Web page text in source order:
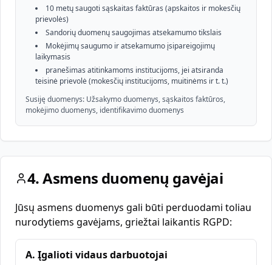
10 metų saugoti sąskaitas faktūras (apskaitos ir mokesčių
prievolės)
Sandorių duomenų saugojimas atsekamumo tikslais
Mokėjimų saugumo ir atsekamumo įsipareigojimų
laikymasis
pranešimas atitinkamoms institucijoms, jei atsiranda
teisinė prievolė (mokesčių institucijoms, muitinėms ir t. t.)
Susiję duomenys: Užsakymo duomenys, sąskaitos faktūros,
mokėjimo duomenys, identifikavimo duomenys
4. Asmens duomenų gavėjai
Jūsų asmens duomenys gali būti perduodami toliau
nurodytiems gavėjams, griežtai laikantis RGPD:
A. Įgalioti vidaus darbuotojai